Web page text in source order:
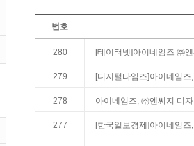
번호
280 [테이터넷]아이네임즈 ㈜
279 [디지털타임즈]아이네임
278 아이네임즈, ㈜엔씨지 디
277 [한국일보경제]아이네임